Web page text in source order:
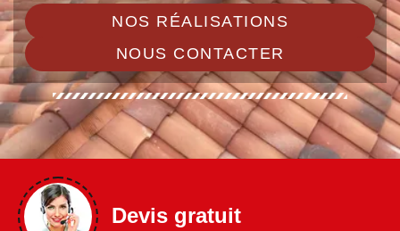
NOS RÉALISATIONS
NOUS CONTACTER
Devis gratuit